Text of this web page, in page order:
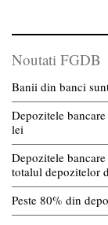
Noutati FGDB
Banii din banci
Depozitele
lei
Depozitele
totalul depozitelor
Peste 80% din